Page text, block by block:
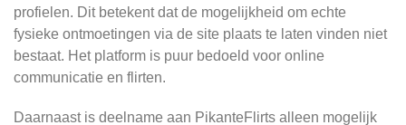
profielen. Dit betekent dat de mogelijkheid om echte
fysieke ontmoetingen via de site plaats te laten vinden niet
bestaat. Het platform is puur bedoeld voor online
communicatie en flirten.
Daarnaast is deelname aan PikanteFlirts alleen mogelijk